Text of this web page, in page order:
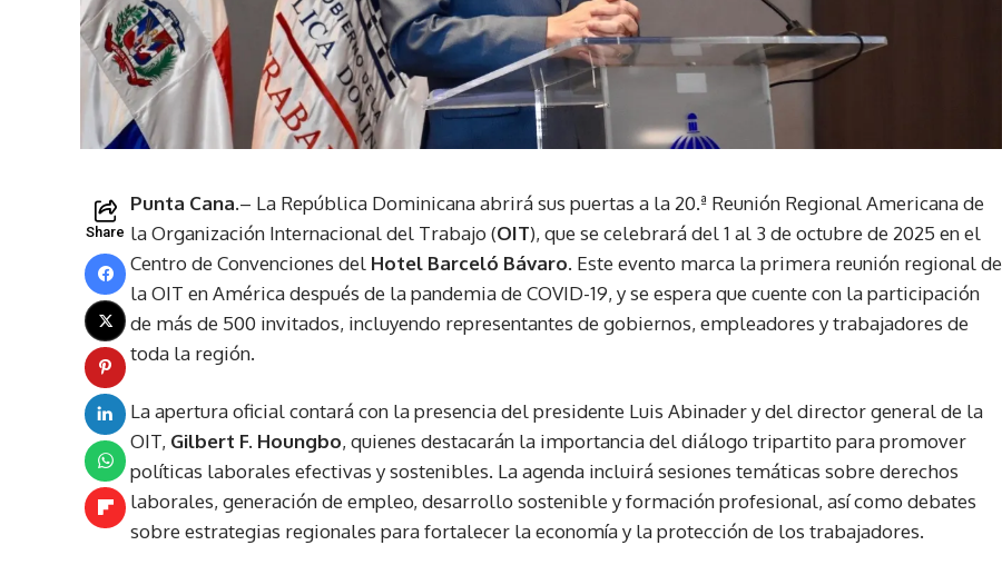
Share
Punta Cana.– La República Dominicana abrirá sus puertas a la 20.ª Reunión Regional Americana de
la Organización Internacional del Trabajo (OIT), que se celebrará del 1 al 3 de octubre de 2025 en el
Centro de Convenciones del Hotel Barceló Bávaro. Este evento marca la primera reunión regional de
la OIT en América después de la pandemia de COVID-19, y se espera que cuente con la participación
de más de 500 invitados, incluyendo representantes de gobiernos, empleadores y trabajadores de
toda la región.
La apertura oficial contará con la presencia del presidente Luis Abinader y del director general de la
OIT, Gilbert F. Houngbo, quienes destacarán la importancia del diálogo tripartito para promover
políticas laborales efectivas y sostenibles. La agenda incluirá sesiones temáticas sobre derechos
laborales, generación de empleo, desarrollo sostenible y formación profesional, así como debates
sobre estrategias regionales para fortalecer la economía y la protección de los trabajadores.